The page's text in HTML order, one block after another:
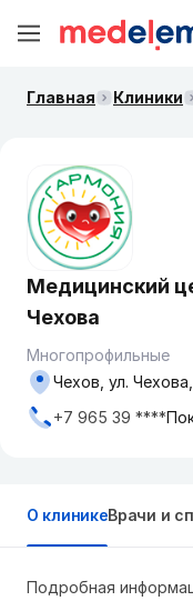
Главная Клиники
Медицинский
Чехова
Многопрофильные
Чехов, ул.
+7 965 39 ****
О клиникеВрачи и
Подробная